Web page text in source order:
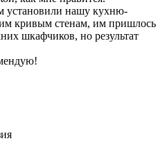
установили нашу кухню-
кривым стенам, им пришлось
шкафчиков, но результат